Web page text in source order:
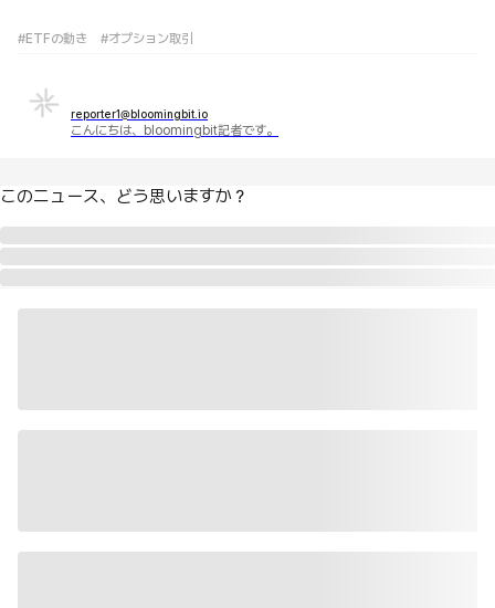
#ETFの動き #オプション取引
reporter1@bloomingbit.io
こんにちは、bloomingbit記者です。
このニュース、どう思いますか？